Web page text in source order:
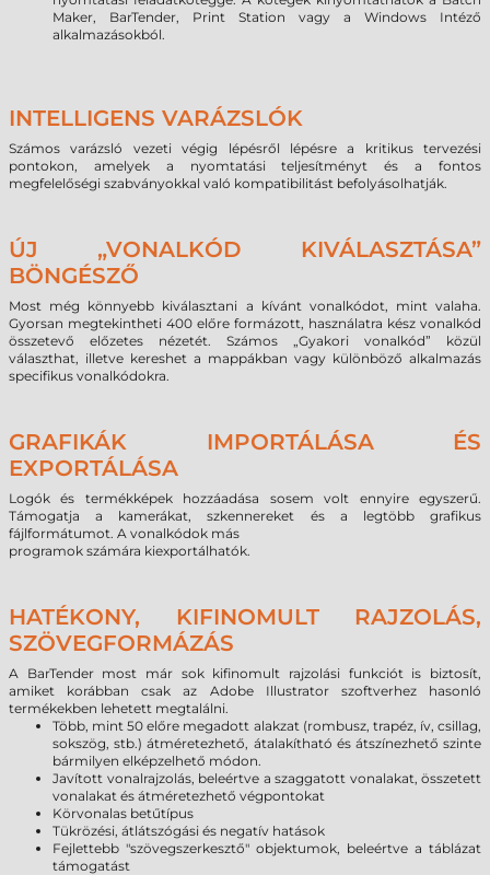
Maker, BarTender, Print Station vagy a Windows Intéző
alkalmazásokból.
INTELLIGENS VARÁZSLÓK
Számos varázsló vezeti végig lépésről lépésre a kritikus tervezési
pontokon, amelyek a nyomtatási teljesítményt és a fontos
megfelelőségi szabványokkal való kompatibilitást befolyásolhatják.
ÚJ „VONALKÓD KIVÁLASZTÁSA”
BÖNGÉSZŐ
Most még könnyebb kiválasztani a kívánt vonalkódot, mint valaha.
Gyorsan megtekintheti 400 előre formázott, használatra kész vonalkód
összetevő előzetes nézetét. Számos „Gyakori vonalkód” közül
választhat, illetve kereshet a mappákban vagy különböző alkalmazás
specifikus vonalkódokra.
GRAFIKÁK IMPORTÁLÁSA ÉS
EXPORTÁLÁSA
Logók és termékképek hozzáadása sosem volt ennyire egyszerű.
Támogatja a kamerákat, szkennereket és a legtöbb grafikus
fájlformátumot. A vonalkódok más
programok számára kiexportálhatók.
HATÉKONY, KIFINOMULT RAJZOLÁS,
SZÖVEGFORMÁZÁS
A BarTender most már sok kifinomult rajzolási funkciót is biztosít,
amiket korábban csak az Adobe Illustrator szoftverhez hasonló
termékekben lehetett megtalálni.
Több, mint 50 előre megadott alakzat (rombusz, trapéz, ív, csillag,
sokszög, stb.) átméretezhető, átalakítható és átszínezhető szinte
bármilyen elképzelhető módon.
Javított vonalrajzolás, beleértve a szaggatott vonalakat, összetett
vonalakat és átméretezhető végpontokat
Körvonalas betűtípus
Tükrözési, átlátszógási és negatív hatások
Fejlettebb "szövegszerkesztő" objektumok, beleértve a táblázat
támogatást